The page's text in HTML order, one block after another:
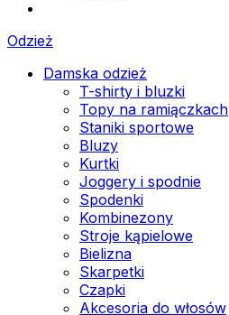
Odzież
Damska odzież
T-shirty i bluzki
Topy na ramiączkach
Staniki sportowe
Bluzy
Kurtki
Joggery i spodnie
Spodenki
Kombinezony
Stroje kąpielowe
Bielizna
Skarpetki
Czapki
Akcesoria do włosów